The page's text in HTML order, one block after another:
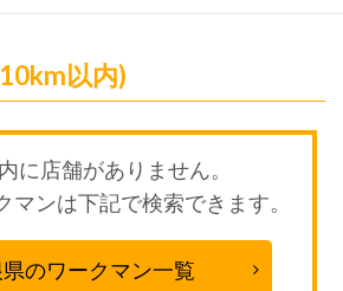
以内)
に店舗がありません。
マンは下記で検索できます。
のワークマン一覧